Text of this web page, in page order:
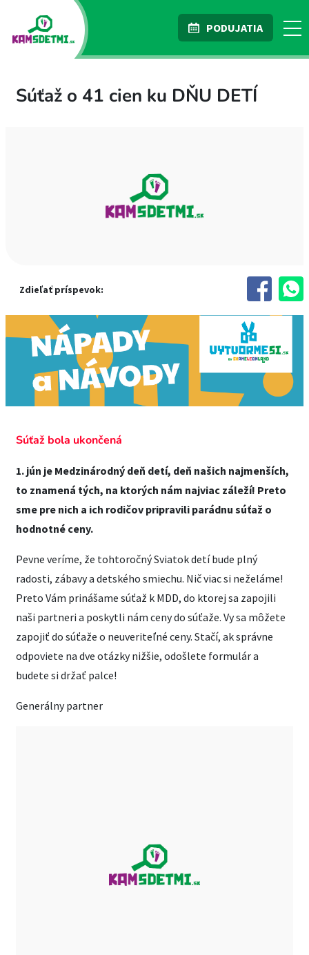
PODUJATIA
Súťaž o 41 cien ku DŇU DETÍ
Zdieľať príspevok:
Súťaž bola ukončená
1. jún je Medzinárodný deň detí, deň našich najmenších,
to znamená tých, na ktorých nám najviac záleží! Preto
sme pre nich a ich rodičov pripravili parádnu súťaž o
hodnotné ceny.
Pevne veríme, že tohtoročný Sviatok detí bude plný
radosti, zábavy a detského smiechu. Nič viac si neželáme!
Preto Vám prinášame súťaž k MDD, do ktorej sa zapojili
naši partneri a poskytli nám ceny do súťaže. Vy sa môžete
zapojiť do súťaže o neuveriteľné ceny. Stačí, ak správne
odpoviete na dve otázky nižšie, odošlete formulár a
budete si držať palce!
Generálny partner